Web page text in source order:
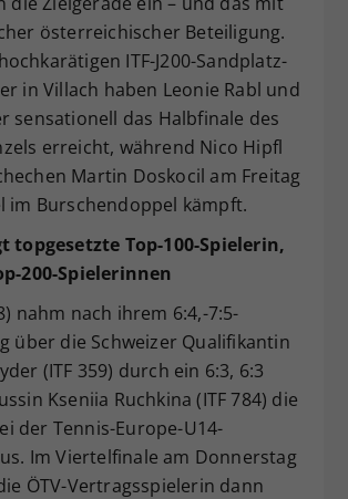
österreichischer Beteiligung.
ITF-J200-Sandplatz-
in Villach haben Leonie Rabl und
sensationell das Halbfinale des
erreicht, während Nico Hipfl
Martin Doskocil am Freitag
im Burschendoppel kämpft.
topgesetzte Top-100-Spielerin,
200-Spielerinnen
nahm nach ihrem 6:4,-7:5-
über die Schweizer Qualifikantin
(ITF 359) durch ein 6:3, 6:3
Kseniia Ruchkina (ITF 784) die
der Tennis-Europe-U14-
Im Viertelfinale am Donnerstag
ÖTV-Vertragsspielerin dann
Dieser Wert speichert Ihre Consent-
Einstellungen. Unter anderem eine
zufällig generierte ID, für die
historische Speicherung Ihrer
vorgenommen Einstellungen, falls der
Webseiten-Betreiber dies eingestellt
hat.